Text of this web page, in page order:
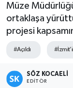
Müze
ortaklaşa
projesi
#Açıldı
SÖZ KOCAELI
EDITÖR
Tüm
Son Dakika